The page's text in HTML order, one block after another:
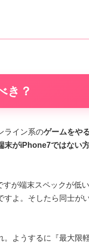
き？
ライン系のゲームをや
末がiPhone7ではない
すが端末スペックが
よ。そしたら同士が
ようするに『最大限